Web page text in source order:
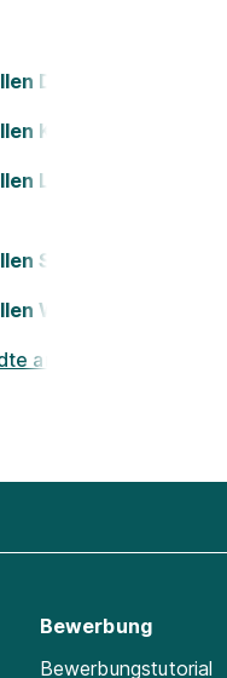
Dornbirn
Kapfenberg
Leoben
St. Pölten
Wels
ansehen
Bewerbung
Bewerbungstutorial